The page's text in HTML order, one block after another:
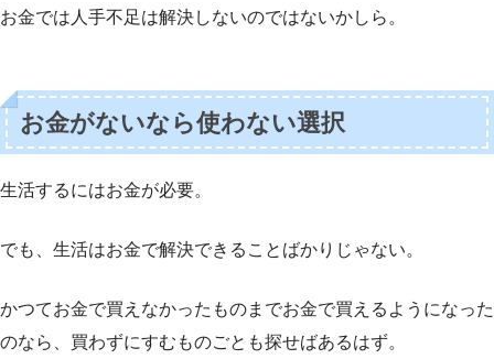
お金では人手不足は解決しないのではないかしら。
お金がないなら使わない選択
生活するにはお金が必要。
でも、生活はお金で解決できることばかりじゃない。
かつてお金で買えなかったものまでお金で買えるようになった
のなら、買わずにすむものごとも探せばあるはず。